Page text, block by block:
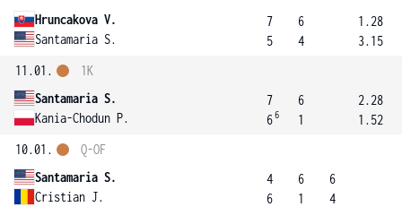
Hruncakova V.
Santamaria S.
7
5
6
4
1.28
3.15
11.01.
Santamaria S.
Kania-Chodun P.
1K
7
66
6
1
2.28
1.52
10.01.
Santamaria S.
Cristian J.
Q-OF
4
6
6
1
6
4